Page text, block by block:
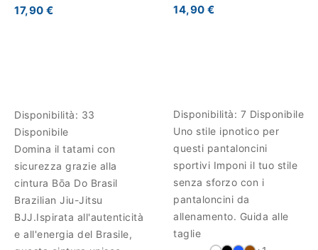
17,90 €
Disponibilità: 33
Disponibile
Domina il tatami con
sicurezza grazie alla
cintura Bōa Do Brasil
Brazilian Jiu-Jitsu
BJJ.Ispirata all'autenticità
e all'energia del Brasile,
14,90 €
Disponibilità: 7 Disponibile
Uno stile ipnotico per
questi pantaloncini
sportivi Imponi il tuo stile
senza sforzo con i
pantaloncini da
allenamento. Guida alle
taglie